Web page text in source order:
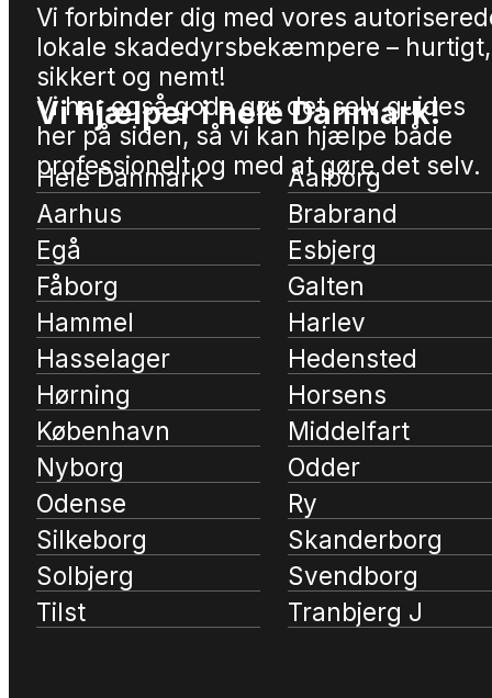
Vi forbinder dig med vores
lokale skadedyrsbekæmpere – hurtigt,
sikkert og nemt!
Vi har også gode gør det selv guides
her på siden, så vi kan hjælpe både
professionelt og med at gøre det selv.
Vi hjælper i hele Danmark!
Hele Danmark
Aalborg
Aarhus
Brabrand
Egå
Esbjerg
Fåborg
Galten
Hammel
Harlev
Hasselager
Hedensted
Hørning
Horsens
København
Middelfart
Nyborg
Odder
Odense
Ry
Silkeborg
Skanderborg
Solbjerg
Svendborg
Tilst
Tranbjerg J